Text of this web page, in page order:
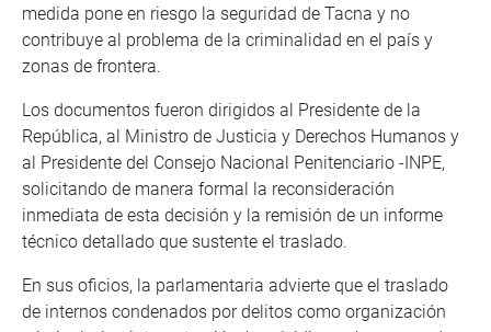
medida pone en riesgo la seguridad de Tacna y no
contribuye al problema de la criminalidad en el país y
zonas de frontera.
Los documentos fueron dirigidos al Presidente de la
República, al Ministro de Justicia y Derechos Humanos y
al Presidente del Consejo Nacional Penitenciario -INPE,
solicitando de manera formal la reconsideración
inmediata de esta decisión y la remisión de un informe
técnico detallado que sustente el traslado.
En sus oficios, la parlamentaria advierte que el traslado
de internos condenados por delitos como organización